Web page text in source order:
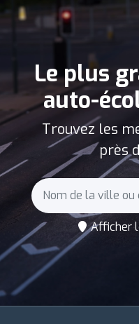
Le plus
auto-
Trouvez les
près
Afficher